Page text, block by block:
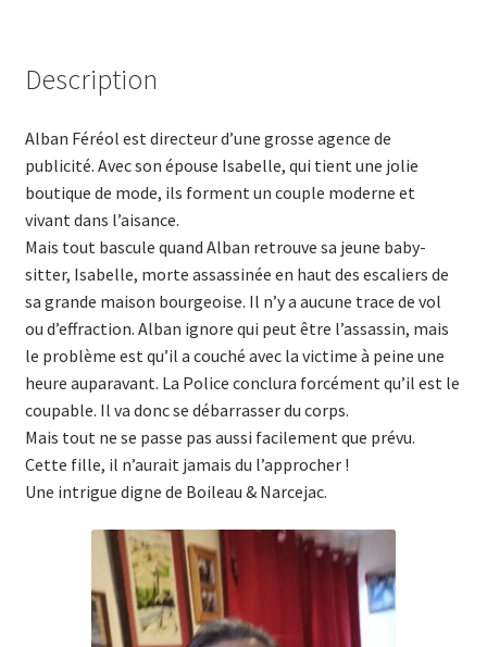
Description
Alban Féréol est directeur d’une grosse agence de
publicité. Avec son épouse Isabelle, qui tient une jolie
boutique de mode, ils forment un couple moderne et
vivant dans l’aisance.
Mais tout bascule quand Alban retrouve sa jeune baby-
sitter, Isabelle, morte assassinée en haut des escaliers de
sa grande maison bourgeoise. Il n’y a aucune trace de vol
ou d’effraction. Alban ignore qui peut être l’assassin, mais
le problème est qu’il a couché avec la victime à peine une
heure auparavant. La Police conclura forcément qu’il est le
coupable. Il va donc se débarrasser du corps.
Mais tout ne se passe pas aussi facilement que prévu.
Cette fille, il n’aurait jamais du l’approcher !
Une intrigue digne de Boileau & Narcejac.